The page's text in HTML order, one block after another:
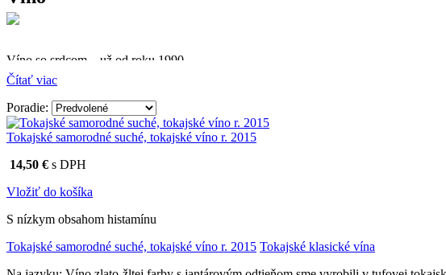
Víno so srdcom – už od roku 1990
Firma Ostrožovič je najstaršou privátnou firmou na slovenskom Tokaji.
Vyrábame kvalitné odrodové a výberové vína. Ako prví sme priniesli na slovenský
najmodernejšími technológiami, vrátane riadenej fermentácie.
Čítať viac
Poradie:
Tokajské samorodné suché, tokajské víno r. 2015
14,50 € s DPH
Vložiť do košíka
S nízkym obsahom histamínu
Tokajské samorodné suché, tokajské víno r. 2015 Tokajské klasické vína